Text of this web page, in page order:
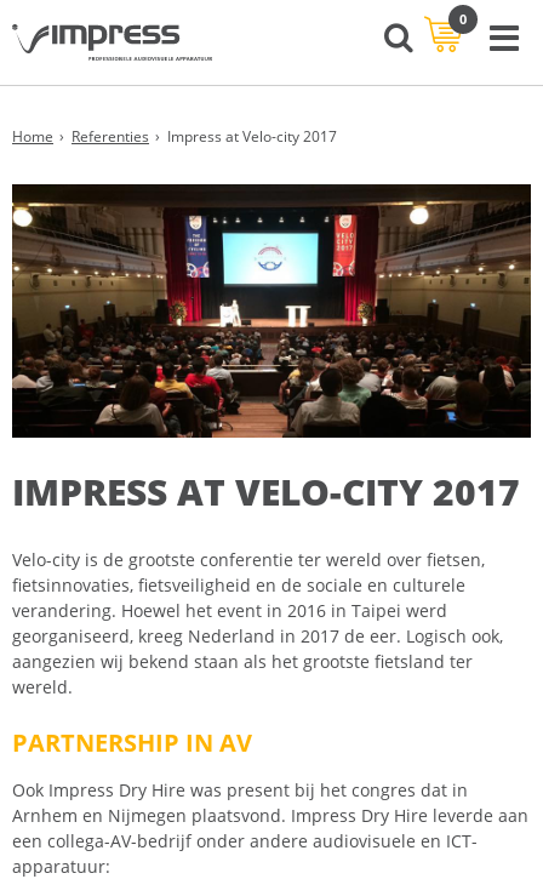
0
Home Referenties Impress at Velo-city 2017
IMPRESS AT VELO-CITY 2017
Velo-city is de grootste conferentie ter wereld over fietsen,
fietsinnovaties, fietsveiligheid en de sociale en culturele
verandering. Hoewel het event in 2016 in Taipei werd
georganiseerd, kreeg Nederland in 2017 de eer. Logisch ook,
aangezien wij bekend staan als het grootste fietsland ter
wereld.
PARTNERSHIP IN AV
Ook Impress Dry Hire was present bij het congres dat in
Arnhem en Nijmegen plaatsvond. Impress Dry Hire leverde aan
een collega-AV-bedrijf onder andere audiovisuele en ICT-
apparatuur: